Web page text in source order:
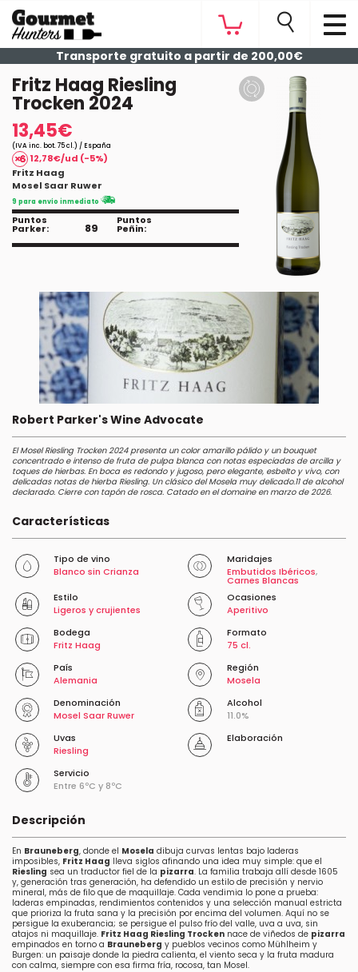
Transporte gratuito a partir de 200,00€
Fritz Haag Riesling
Trocken 2024
13,45€
(IVA inc. bot. 75 cl.) / España
12,78€/ud (-5%)
Fritz Haag
Mosel Saar Ruwer
9 para envío inmediato
Puntos
Parker: 89
Puntos
Peñin:
Robert Parker's Wine Advocate
El Mosel Riesling Trocken 2024 presenta un color amarillo pálido y un bouquet
concentrado e intenso de fruta de pulpa blanca con notas especiadas de arcilla y
toques de hierbas. En boca es redondo y jugoso, pero elegante, esbelto y vivo, con
delicadas notas de hierba Riesling. Un clásico del Mosela muy delicado.11 de alcohol
declarado. Cierre con tapón de rosca. Catado en el domaine en marzo de 2026.
Características
Tipo de vino
Blanco sin Crianza
Maridajes
Embutidos Ibéricos,
Carnes Blancas
Estilo
Ligeros y crujientes
Ocasiones
Aperitivo
Bodega
Fritz Haag
Formato
75 cl.
País
Alemania
Región
Mosela
Denominación
Mosel Saar Ruwer
Alcohol
11.0%
Uvas
Riesling
Servicio
Entre 6ºC y 8ºC
Elaboración
Descripción
En Brauneberg, donde el Mosela dibuja curvas lentas bajo laderas
imposibles, Fritz Haag lleva siglos afinando una idea muy simple: que el
Riesling sea un traductor fiel de la pizarra. La familia trabaja allí desde 1605
y, generación tras generación, ha defendido un estilo de precisión y nervio
mineral, más de filo que de maquillaje. Cada vendimia lo pone a prueba:
laderas empinadas, rendimientos contenidos y una selección manual estricta
que prioriza la fruta sana y la precisión por encima del volumen. Aquí no se
persigue la exuberancia; se persigue el pulso frío del valle, uva a uva, sin
atajos ni maquillaje. Fritz Haag Riesling Trocken nace de viñedos de pizarra
empinados en torno a Brauneberg y pueblos vecinos como Mühlheim y
Burgen: un paisaje donde la piedra calienta, el viento seca y la fruta madura
con calma, siempre con esa firma fría, rocosa, tan Mosel.